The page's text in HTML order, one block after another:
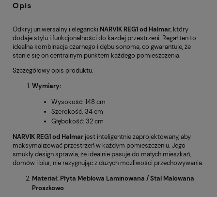
Opis
Odkryj uniwersalny i elegancki NARVIK REG1 od Halmar, który
dodaje stylu i funkcjonalności do każdej przestrzeni. Regał ten to
idealna kombinacja czarnego i dębu sonoma, co gwarantuje, że
stanie się on centralnym punktem każdego pomieszczenia.
Szczegółowy opis produktu:
Wymiary:
Wysokość: 148 cm
Szerokość: 34 cm
Głębokość: 32 cm
NARVIK REG1 od Halmar jest inteligentnie zaprojektowany, aby
maksymalizować przestrzeń w każdym pomieszczeniu. Jego
smukły design sprawia, że idealnie pasuje do małych mieszkań,
domów i biur, nie rezygnując z dużych możliwości przechowywania.
Materiał: Płyta Meblowa Laminowana / Stal Malowana
Proszkowo